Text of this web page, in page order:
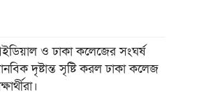
ও ঢাকা কলেজের সংঘর্ষ
দৃষ্টান্ত সৃষ্টি করল ঢাকা কলেজ